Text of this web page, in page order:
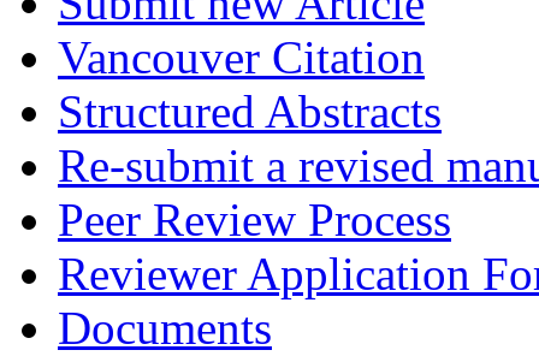
Vancouver Citation
Structured Abstracts
Re-submit a revised
Peer Review Process
Reviewer Application
Documents